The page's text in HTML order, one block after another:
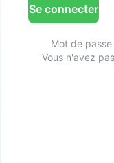
Se connecter
Mot de passe
Vous n'avez